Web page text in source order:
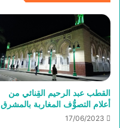
القطب عبد الرحيم القِنائي من
أعلام التصوُّف المغاربة بالمشرق
17/06/2023